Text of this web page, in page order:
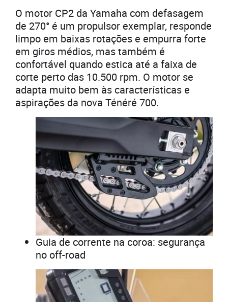
O motor CP2 da Yamaha com defasagem
de 270° é um propulsor exemplar, responde
limpo em baixas rotações e empurra forte
em giros médios, mas também é
confortável quando estica até a faixa de
corte perto das 10.500 rpm. O motor se
adapta muito bem às características e
aspirações da nova Ténéré 700.
Guia de corrente na coroa: segurança
no off-road